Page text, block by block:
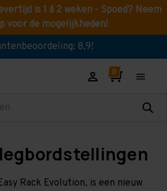
is 1 á 2 weken - Spoed? Neem
voor de mogelijkheden!
8,9!
legbordstellingen
Rack Evolution, is een nieuw